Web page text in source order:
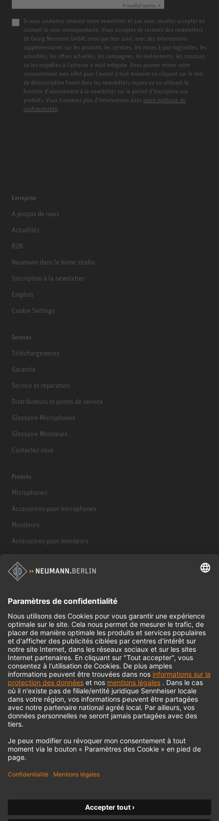
FriendlyCaptcha ⇗
Si vous souhaitez recevoir notre newsletter et son suivi, veuillez accepter en
cochant la case correspondante. Vous acceptez de recevoir des newsletters
de Georg Neumann GmbH, ainsi que leur suivi, avec des informations
supplémentaires sur les produits, les services, les mises à jour logicielles, les
actualités, les offres actuelles, les campagnes, les événements, les concours
ou les enquêtes à l’adresse e-mail indiquée. Vous pouvez retirer votre
consentement avec effet pour l’avenir à tout moment en cliquant sur le lien
de désinscription fourni dans les newsletters reçues ou en utilisant la
fonction d’abonnement à la newsletter sur le portail d’inscription aux
produits. Vous trouverez plus d’informations dans notre politique de
confidentialité.
Entreprise
A propos de nous
Actualités
B2B
Neumann dans le home studio
Inscription à la newsletter
Emplois
Cookie Settings
Services
Téléchargements
Garantie
Service et réparation
Distributeurs et points de service
Glossaire Microphones
Glossaire Moniteurs
Contactez nous
Produits
Microphones
Accessoires pour microphones
Moniteurs
Accessoires pour moniteurs
Produits historiques
© 2018 - 2026Georg Neumann GmbH
Impression
Politique de confidentialité
Conditions générales
Droit de rétractation